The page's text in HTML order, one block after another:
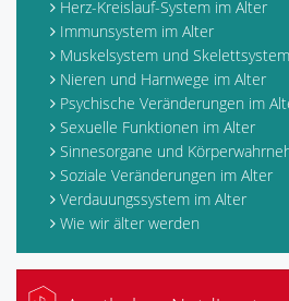
Herz-Kreislauf-System im Alter
Immunsystem im Alter
Muskelsystem und
Nieren und Harnwege im Alter
Psychische Veränderungen im
Sexuelle Funktionen im Alter
Sinnesorgane und
Soziale Veränderungen im Alter
Verdauungssystem im Alter
Wie wir älter werden